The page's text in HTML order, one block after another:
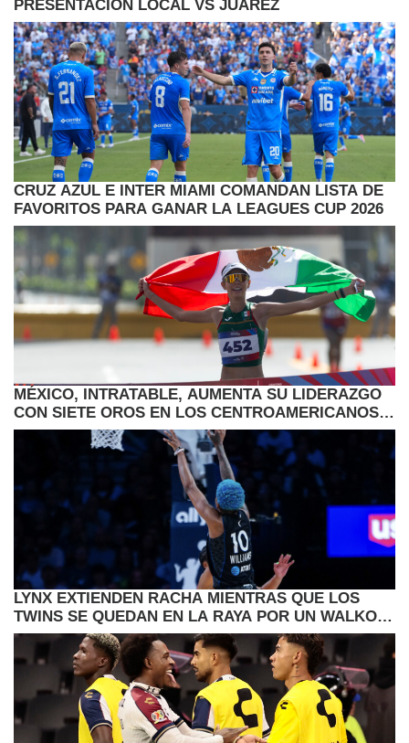
PRESENTACION LOCAL VS JUAREZ
CRUZ AZUL E INTER MIAMI COMANDAN LISTA DE
FAVORITOS PARA GANAR LA LEAGUES CUP 2026
MÉXICO, INTRATABLE, AUMENTA SU LIDERAZGO
CON SIETE OROS EN LOS CENTROAMERICANOS Y
CARIBE
LYNX EXTIENDEN RACHA MIENTRAS QUE LOS
TWINS SE QUEDAN EN LA RAYA POR UN WALKOFF
DE SEATTLE